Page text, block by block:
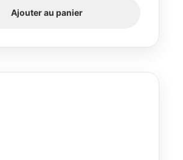
Ajouter au panier